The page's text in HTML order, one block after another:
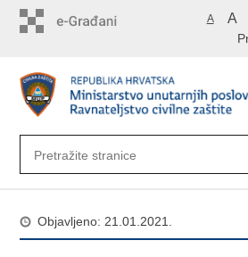
A A
Objavljeno: 21.01.2021.